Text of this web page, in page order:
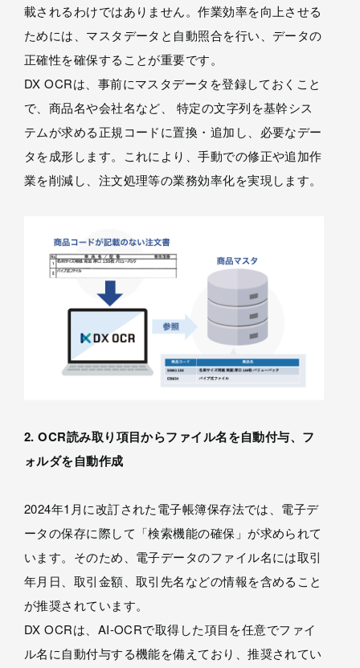
載されるわけではありません。作業効率を向上させる
ためには、マスタデータと自動照合を行い、データの
正確性を確保することが重要です。
DX OCRは、事前にマスタデータを登録しておくこと
で、商品名や会社名など、 特定の文字列を基幹シス
テムが求める正規コードに置換・追加し、必要なデー
タを成形します。これにより、手動での修正や追加作
業を削減し、注文処理等の業務効率化を実現します。
2. OCR読み取り項目からファイル名を自動付与、フ
ォルダを自動作成
2024年1月に改訂された電子帳簿保存法では、電子デ
ータの保存に際して「検索機能の確保」が求められて
います。そのため、電子データのファイル名には取引
年月日、取引金額、取引先名などの情報を含めること
が推奨されています。
DX OCRは、AI-OCRで取得した項目を任意でファイ
ル名に自動付与する機能を備えており、推奨されてい